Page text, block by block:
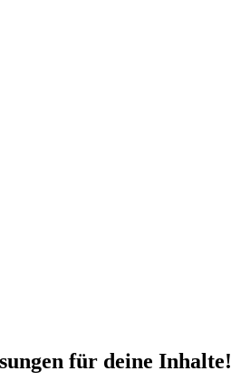
für deine Inhalte!